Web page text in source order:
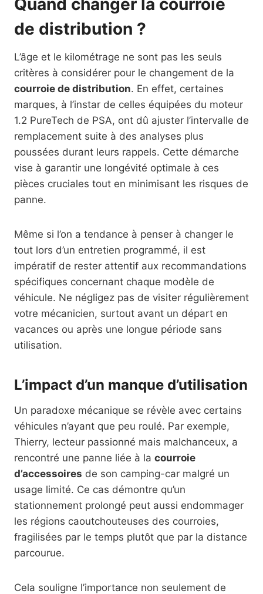
de distribution ?
L’âge et le kilométrage ne sont pas les seuls
critères à considérer pour le changement de la
courroie de distribution. En effet, certaines
marques, à l’instar de celles équipées du moteur
1.2 PureTech de PSA, ont dû ajuster l’intervalle de
remplacement suite à des analyses plus
poussées durant leurs rappels. Cette démarche
vise à garantir une longévité optimale à ces
pièces cruciales tout en minimisant les risques de
panne.
Même si l’on a tendance à penser à changer le
tout lors d’un entretien programmé, il est
impératif de rester attentif aux recommandations
spécifiques concernant chaque modèle de
véhicule. Ne négligez pas de visiter régulièrement
votre mécanicien, surtout avant un départ en
vacances ou après une longue période sans
utilisation.
L’impact d’un manque d’utilisation
Un paradoxe mécanique se révèle avec certains
véhicules n’ayant que peu roulé. Par exemple,
Thierry, lecteur passionné mais malchanceux, a
rencontré une panne liée à la courroie
d’accessoires de son camping-car malgré un
usage limité. Ce cas démontre qu’un
stationnement prolongé peut aussi endommager
les régions caoutchouteuses des courroies,
fragilisées par le temps plutôt que par la distance
parcourue.
Cela souligne l’importance non seulement de